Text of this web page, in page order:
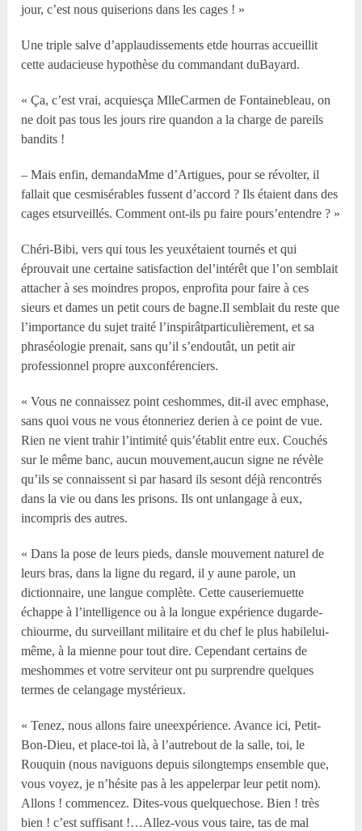
jour, c’est nous quiserions dans les cages ! »
Une triple salve d’applaudissements etde hourras accueillit
cette audacieuse hypothèse du commandant duBayard.
« Ça, c’est vrai, acquiesça MlleCarmen de Fontainebleau, on
ne doit pas tous les jours rire quandon a la charge de pareils
bandits !
– Mais enfin, demandaMme d’Artigues, pour se révolter, il
fallait que cesmisérables fussent d’accord ? Ils étaient dans des
cages etsurveillés. Comment ont-ils pu faire pours’entendre ? »
Chéri-Bibi, vers qui tous les yeuxétaient tournés et qui
éprouvait une certaine satisfaction del’intérêt que l’on semblait
attacher à ses moindres propos, enprofita pour faire à ces
sieurs et dames un petit cours de bagne.Il semblait du reste que
l’importance du sujet traité l’inspirâtparticulièrement, et sa
phraséologie prenait, sans qu’il s’endoutât, un petit air
professionnel propre auxconférenciers.
« Vous ne connaissez point ceshommes, dit-il avec emphase,
sans quoi vous ne vous étonneriez derien à ce point de vue.
Rien ne vient trahir l’intimité quis’établit entre eux. Couchés
sur le même banc, aucun mouvement,aucun signe ne révèle
qu’ils se connaissent si par hasard ils sesont déjà rencontrés
dans la vie ou dans les prisons. Ils ont unlangage à eux,
incompris des autres.
« Dans la pose de leurs pieds, dansle mouvement naturel de
leurs bras, dans la ligne du regard, il y aune parole, un
dictionnaire, une langue complète. Cette causeriemuette
échappe à l’intelligence ou à la longue expérience dugarde-
chiourme, du surveillant militaire et du chef le plus habilelui-
même, à la mienne pour tout dire. Cependant certains de
meshommes et votre serviteur ont pu surprendre quelques
termes de celangage mystérieux.
« Tenez, nous allons faire uneexpérience. Avance ici, Petit-
Bon-Dieu, et place-toi là, à l’autrebout de la salle, toi, le
Rouquin (nous naviguons depuis silongtemps ensemble que,
vous voyez, je n’hésite pas à les appelerpar leur petit nom).
Allons ! commencez. Dites-vous quelquechose. Bien ! très
bien ! c’est suffisant !…Allez-vous vous taire, tas de mal